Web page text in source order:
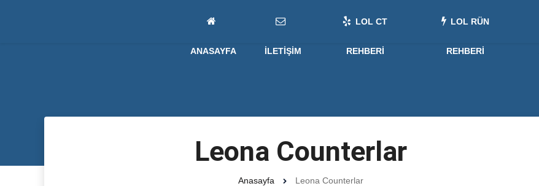
ANASAYFA İLETIŞIM
LOL CT
REHBERI
LOL RÜN
REHBERI
Leona Counterlar
Anasayfa Leona Counterlar